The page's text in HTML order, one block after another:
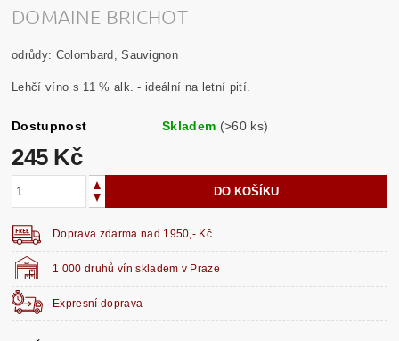
DOMAINE BRICHOT
odrůdy: Colombard, Sauvignon
Lehčí víno s 11 % alk. - ideální na letní pití.
Dostupnost Skladem (>60 ks)
245 Kč
1 000 druhů vín skladem v Praze
Expresní doprava
Doprava zdarma nad 1950,- Kč